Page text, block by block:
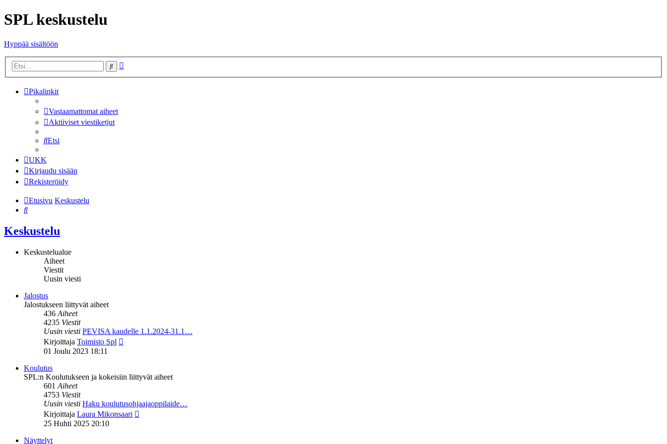
SPL keskustelu
Hyppää sisältöön
Etsi
Pikalinkit
Vastaamattomat aiheet
Aktiiviset viestiketjut
Etsi
UKK
Kirjaudu sisään
Rekisteröidy
Etusivu Keskustelu
Etsi
Keskustelu
Keskustelualue
Aiheet
Viestit
Uusin viesti
Jalostus
Jalostukseen liittyvät aiheet
436 Aiheet
4235 Viestit
Uusin viesti PEVISA kaudelle 1.1.2024-31.1…
Kirjoittaja Toimisto Spl
01 Joulu 2023 18:11
Koulutus
SPL:n Koulutukseen ja kokeisiin liittyvät aiheet
601 Aiheet
4753 Viestit
Uusin viesti Haku koulutusohjaajaoppilaide…
Kirjoittaja Laura Mikonsaari
25 Huhti 2025 20:10
Näyttelyt